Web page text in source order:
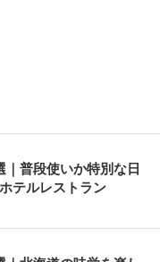
｜普段使いか特別な日
テルレストラン